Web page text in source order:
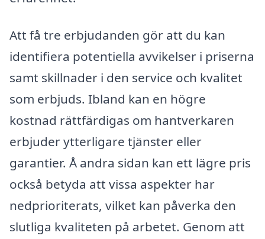
Att få tre erbjudanden gör att du kan
identifiera potentiella avvikelser i priserna
samt skillnader i den service och kvalitet
som erbjuds. Ibland kan en högre
kostnad rättfärdigas om hantverkaren
erbjuder ytterligare tjänster eller
garantier. Å andra sidan kan ett lägre pris
också betyda att vissa aspekter har
nedprioriterats, vilket kan påverka den
slutliga kvaliteten på arbetet. Genom att